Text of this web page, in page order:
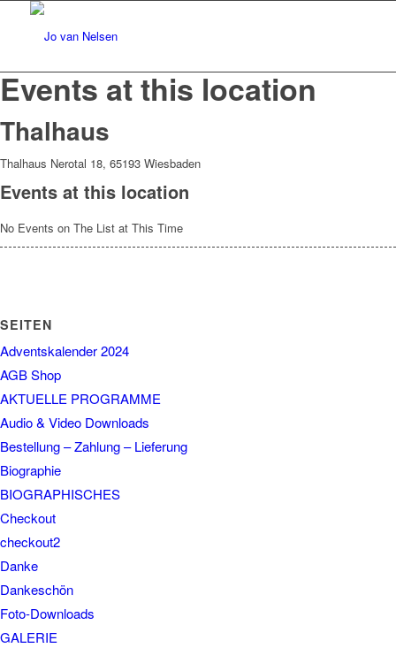
Events at this location
Thalhaus
Thalhaus Nerotal 18, 65193 Wiesbaden
Events at this location
No Events on The List at This Time
SEITEN
Adventskalender 2024
AGB Shop
AKTUELLE PROGRAMME
Audio & Video Downloads
Bestellung – Zahlung – Lieferung
Biographie
BIOGRAPHISCHES
Checkout
checkout2
Danke
Dankeschön
Foto-Downloads
GALERIE